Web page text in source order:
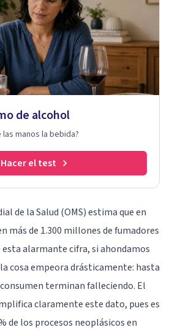
de alcohol
manos la bebida?
Hacer el test
de la Salud (OMS) estima que en
más de 1.300 millones de fumadores
esta alarmante cifra, si ahondamos
cosa empeora drásticamente: hasta
terminan falleciendo. El
claramente este dato, pues es
de los procesos neoplásicos en